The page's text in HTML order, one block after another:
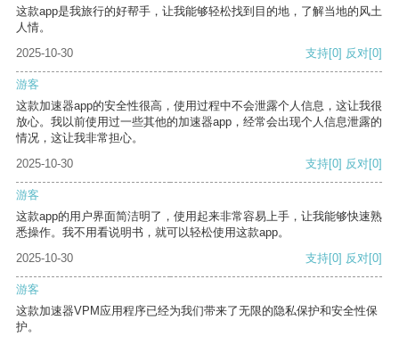
这款app是我旅行的好帮手，让我能够轻松找到目的地，了解当地的风土
人情。
2025-10-30
支持[0] 反对[0]
游客
这款加速器app的安全性很高，使用过程中不会泄露个人信息，这让我很
放心。我以前使用过一些其他的加速器app，经常会出现个人信息泄露的
情况，这让我非常担心。
2025-10-30
支持[0] 反对[0]
游客
这款app的用户界面简洁明了，使用起来非常容易上手，让我能够快速熟
悉操作。我不用看说明书，就可以轻松使用这款app。
2025-10-30
支持[0] 反对[0]
游客
这款加速器VPM应用程序已经为我们带来了无限的隐私保护和安全性保
护。